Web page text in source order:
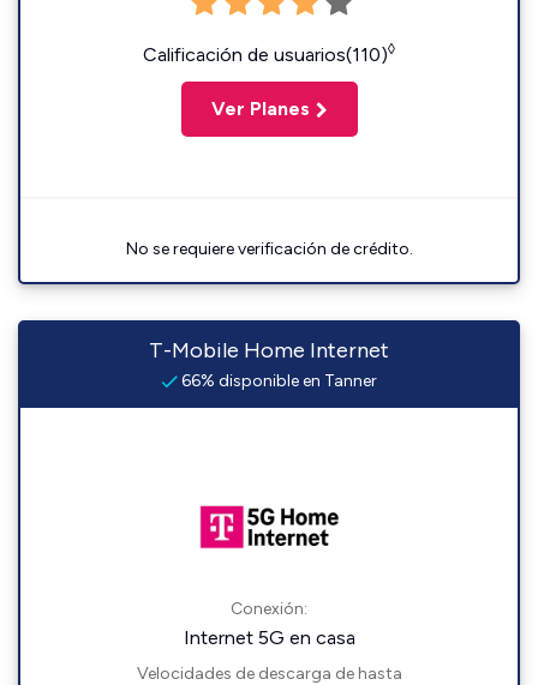
Calificación de usuarios(110)◊
Ver Planes
No se requiere verificación de crédito.
T-Mobile Home Internet
66% disponible en Tanner
Conexión:
Internet 5G en casa
Velocidades de descarga de hasta